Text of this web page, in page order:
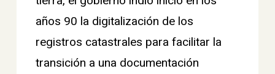
años 90 la digitalización de los
registros catastrales para facilitar la
transición a una documentación